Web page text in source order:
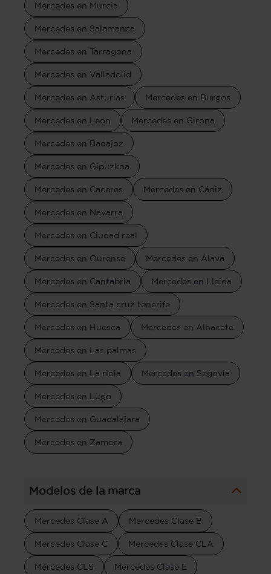
Mercedes en Murcia
Mercedes en Salamanca
Mercedes en Tarragona
Mercedes en Valladolid
Mercedes en Asturias Mercedes en Burgos
Mercedes en León Mercedes en Girona
Mercedes en Badajoz
Mercedes en Gipuzkoa
Mercedes en Caceres Mercedes en Cádiz
Mercedes en Navarra
Mercedes en Ciudad real
Mercedes en Ourense Mercedes en Álava
Mercedes en Cantabria Mercedes en Lleida
Mercedes en Santa cruz tenerife
Mercedes en Huesca Mercedes en Albacete
Mercedes en Las palmas
Mercedes en La rioja Mercedes en Segovia
Mercedes en Lugo
Mercedes en Guadalajara
Mercedes en Zamora
Modelos de la marca
Mercedes Clase A Mercedes Clase B
Mercedes Clase C Mercedes Clase CLA
Mercedes CLS Mercedes Clase E